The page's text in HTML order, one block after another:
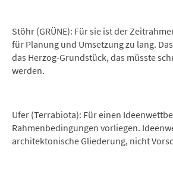
Stöhr (GRÜNE): Für sie ist der
für Planung und Umsetzung zu lang.
das Herzog-Grundstück, das müsste
werden.
Ufer (Terrabiota): Für einen
Rahmenbedingungen vorliegen.
architektonische Gliederung, nicht